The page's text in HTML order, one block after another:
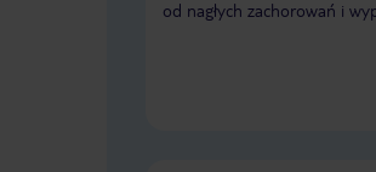
od nagłych zachorowań i